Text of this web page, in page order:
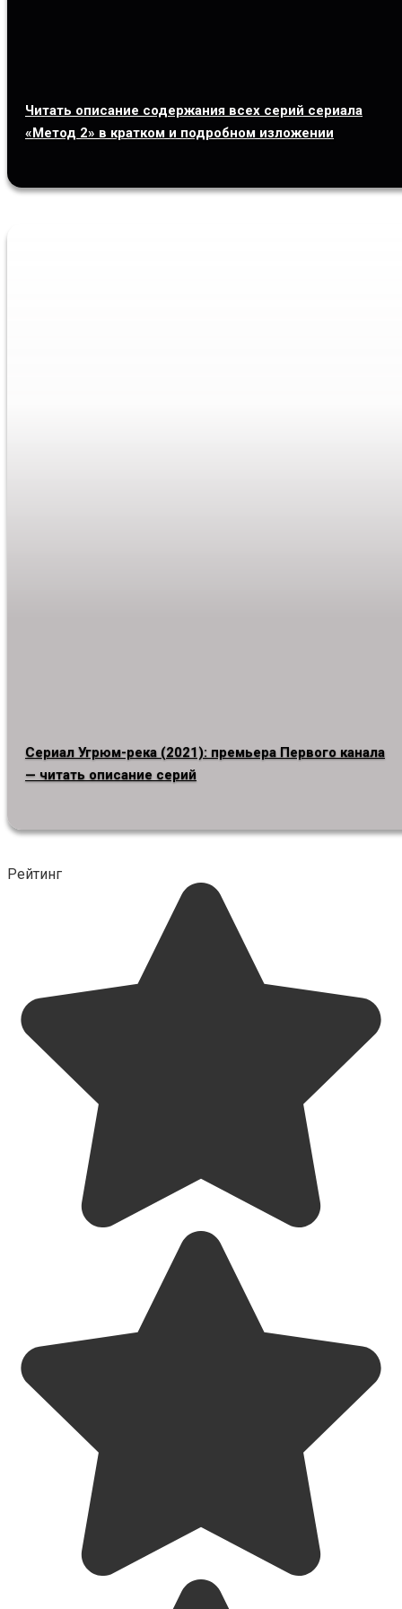
Читать описание содержания всех серий сериала
«Метод 2» в кратком и подробном изложении
Сериал Угрюм-река (2021): премьера Первого канала
— читать описание серий
Рейтинг